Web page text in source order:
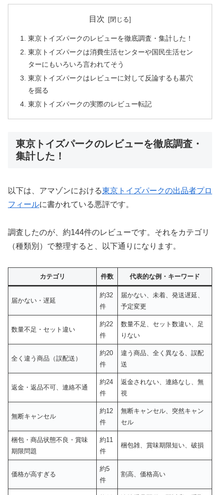
目次
東京トイズパークのレビューを徹底調査・集計した！
東京トイズパークは消費生活センターや国民生活セン
ターにもいろいろ言われてそう
東京トイズパークはレビューに対して反論するも墓穴
を掘る
東京トイズパークの実際のレビュー転記
東京トイズパークのレビューを徹底調査・
集計した！
以下は、アマゾンにおける東京トイズパークの出品者プロ
フィールに書かれている悪評です。
調査したのが、約144件のレビューです。それをカテゴリ
（種類別）で整理すると、以下通りになります。
カテゴリ 件数 代表的な例・キーワード
届かない・遅延
約32
件
届かない、未着、発送遅延、
予定変更
数量不足・セット違い
約22
件
数量不足、セット数違い、足
りない
全く違う商品（誤配送）
約20
件
違う商品、全く異なる、誤配
送
返金・返品不可、連絡不通
約24
件
返金されない、連絡なし、無
視
無断キャンセル
約12
件
無断キャンセル、突然キャン
セル
梱包・商品状態不良・賞味
期限問題
約11
件
梱包雑、賞味期限短い、破損
価格が高すぎる
約5
件
割高、価格高い